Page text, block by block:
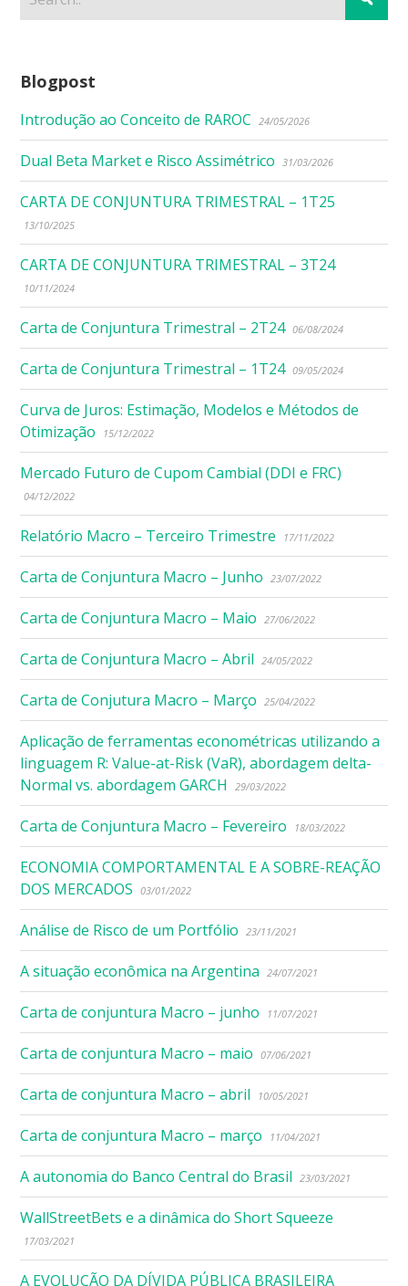
Blogpost
Introdução ao Conceito de RAROC 24/05/2026
Dual Beta Market e Risco Assimétrico 31/03/2026
CARTA DE CONJUNTURA TRIMESTRAL – 1T25
13/10/2025
CARTA DE CONJUNTURA TRIMESTRAL – 3T24
10/11/2024
Carta de Conjuntura Trimestral – 2T24 06/08/2024
Carta de Conjuntura Trimestral – 1T24 09/05/2024
Curva de Juros: Estimação, Modelos e Métodos de
Otimização
15/12/2022
Mercado Futuro de Cupom Cambial (DDI e FRC)
04/12/2022
Relatório Macro – Terceiro Trimestre 17/11/2022
Carta de Conjuntura Macro – Junho 23/07/2022
Carta de Conjuntura Macro – Maio 27/06/2022
Carta de Conjuntura Macro – Abril 24/05/2022
Carta de Conjutura Macro – Março 25/04/2022
Aplicação de ferramentas econométricas utilizando a
linguagem R: Value-at-Risk (VaR), abordagem delta-
Normal vs. abordagem GARCH
29/03/2022
Carta de Conjuntura Macro – Fevereiro 18/03/2022
ECONOMIA COMPORTAMENTAL E A SOBRE-REAÇÃO
DOS MERCADOS
03/01/2022
Análise de Risco de um Portfólio 23/11/2021
A situação econômica na Argentina 24/07/2021
Carta de conjuntura Macro – junho 11/07/2021
Carta de conjuntura Macro – maio 07/06/2021
Carta de conjuntura Macro – abril 10/05/2021
Carta de conjuntura Macro – março 11/04/2021
A autonomia do Banco Central do Brasil 23/03/2021
WallStreetBets e a dinâmica do Short Squeeze
17/03/2021
A EVOLUÇÃO DA DÍVIDA PÚBLICA BRASILEIRA